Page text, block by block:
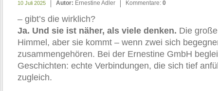
10 Juli 2025 Autor: Ernestine Adler Kommentare: 0
– gibt’s die wirklich?
Ja. Und sie ist näher, als viele denken. Die
Himmel, aber sie kommt – wenn zwei sich
zusammengehören. Bei der Ernestine GmbH
Geschichten: echte Verbindungen, die sich tief
zugleich.